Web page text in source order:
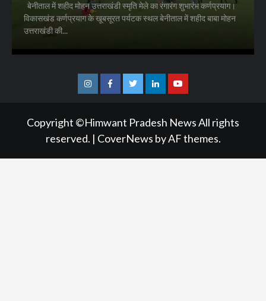
बेनीताल में शहीद मोहन उत्तराखंडी स्मृति मेले का रंगारंग शुभारंभ कर्णप्रयाग।
विकासखंड कर्णप्रयाग के खूबसूरत पर्यटक स्थल बेनीताल में शहीद बाबा मोहन
उत्तराखंडी की...
InstagramFacebookTwitterLinkedinYoutube
Copyright ©Himwant Pradesh News All rights
reserved. | CoverNews by AF themes.